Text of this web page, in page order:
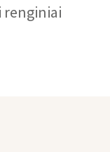
renginiai